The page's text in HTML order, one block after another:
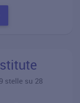
stelle su 28